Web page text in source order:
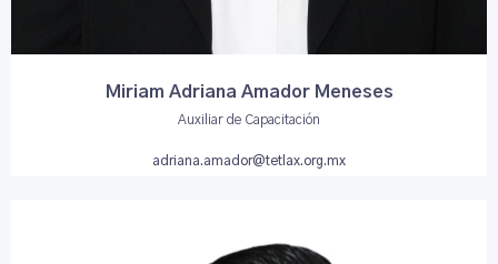
Miriam Adriana Amador Meneses
Auxiliar de Capacitación
adriana.amador@tetlax.org.mx